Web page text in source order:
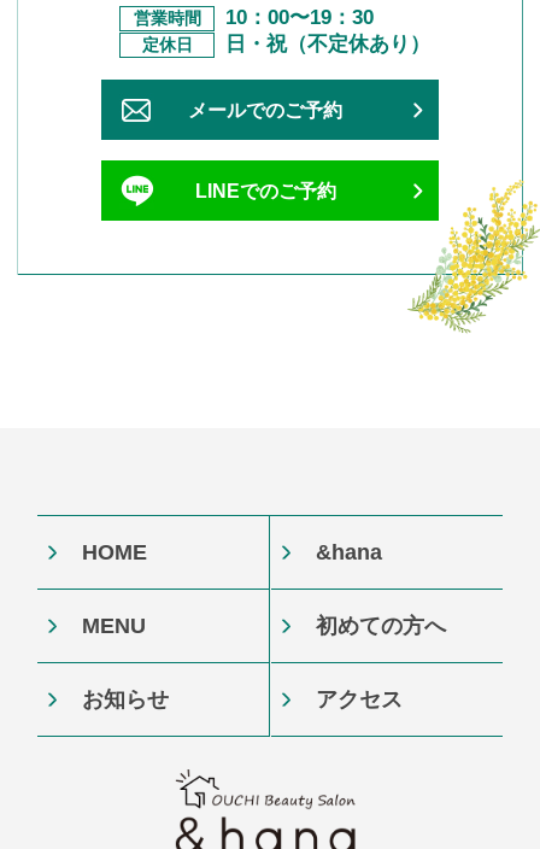
営業時間 10：00〜19：30
定休⽇ 日・祝（不定休あり）
メールでのご予約
LINEでのご予約
HOME &hana
MENU 初めての方へ
お知らせ アクセス